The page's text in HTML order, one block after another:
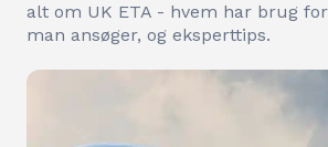
alt om UK ETA - hvem har brug
man ansøger, og eksperttips.